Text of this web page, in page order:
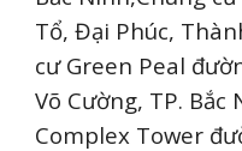
Tổ, Đại Phúc,
cư Green Peal
Võ Cường, TP.
Complex Tower